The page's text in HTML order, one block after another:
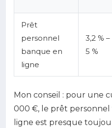
Prêt
personnel
banque en
ligne
3,2 % –
5 %
Mon conseil : pour une
000 €, le prêt
ligne est presque